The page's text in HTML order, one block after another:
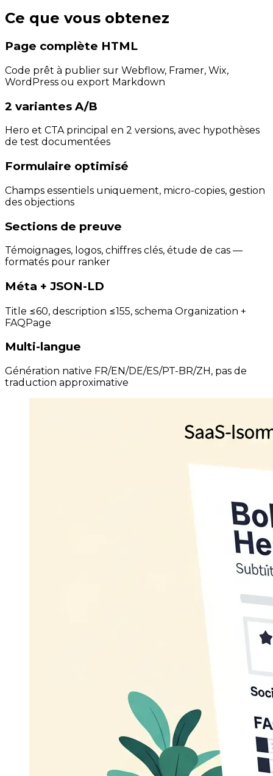
Ce que vous obtenez
Page complète HTML
Code prêt à publier sur Webflow, Framer, Wix,
WordPress ou export Markdown
2 variantes A/B
Hero et CTA principal en 2 versions, avec hypothèses
de test documentées
Formulaire optimisé
Champs essentiels uniquement, micro-copies, gestion
des objections
Sections de preuve
Témoignages, logos, chiffres clés, étude de cas —
formatés pour ranker
Méta + JSON-LD
Title ≤60, description ≤155, schema Organization +
FAQPage
Multi-langue
Génération native FR/EN/DE/ES/PT-BR/ZH, pas de
traduction approximative